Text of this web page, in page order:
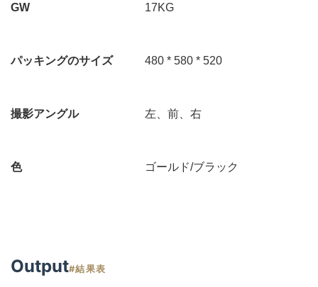
GW 17KG
パッキングのサイズ 480 * 580 * 520
撮影アングル 左、前、右
色 ゴールド/ブラック
Output#結果表